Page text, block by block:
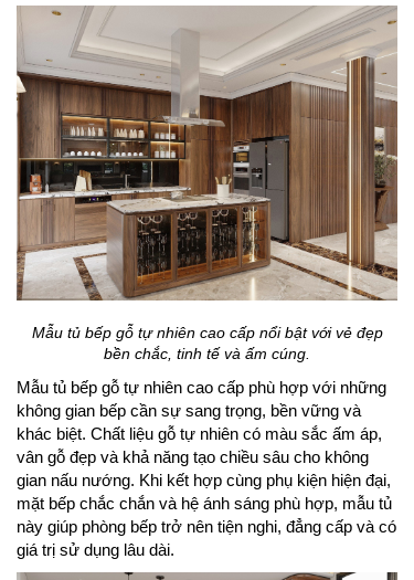
Mẫu tủ bếp gỗ tự nhiên cao cấp nổi bật với vẻ đẹp
bền chắc, tinh tế và ấm cúng.
Mẫu tủ bếp gỗ tự nhiên cao cấp phù hợp với những
không gian bếp cần sự sang trọng, bền vững và
khác biệt. Chất liệu gỗ tự nhiên có màu sắc ấm áp,
vân gỗ đẹp và khả năng tạo chiều sâu cho không
gian nấu nướng. Khi kết hợp cùng phụ kiện hiện đại,
mặt bếp chắc chắn và hệ ánh sáng phù hợp, mẫu tủ
này giúp phòng bếp trở nên tiện nghi, đẳng cấp và có
giá trị sử dụng lâu dài.